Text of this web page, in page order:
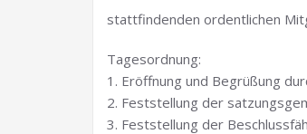
stattfindenden ordentlichen
Tagesordnung:
1. Eröffnung und Begrüßung
2. Feststellung der
3. Feststellung der